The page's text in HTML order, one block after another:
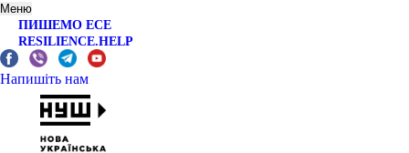
Меню
ПИШЕМО ЕСЕ
RESILIENCE.HELP
Напишіть нам